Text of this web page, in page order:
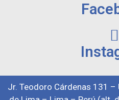
Jr. Teodoro Cárdenas 131 –